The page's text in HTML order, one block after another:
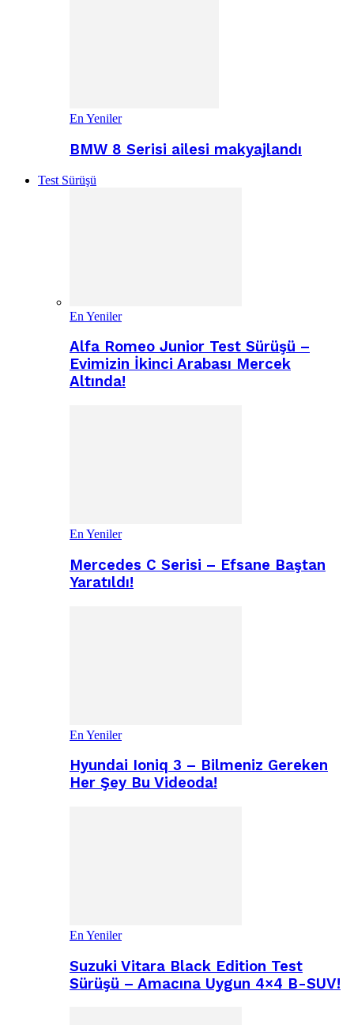
En Yeniler
BMW 8 Serisi ailesi makyajlandı
Test Sürüşü
En Yeniler
Alfa Romeo Junior Test Sürüşü –
Evimizin İkinci Arabası Mercek
Altında!
En Yeniler
Mercedes C Serisi – Efsane Baştan
Yaratıldı!
En Yeniler
Hyundai Ioniq 3 – Bilmeniz Gereken
Her Şey Bu Videoda!
En Yeniler
Suzuki Vitara Black Edition Test
Sürüşü – Amacına Uygun 4×4 B-SUV!